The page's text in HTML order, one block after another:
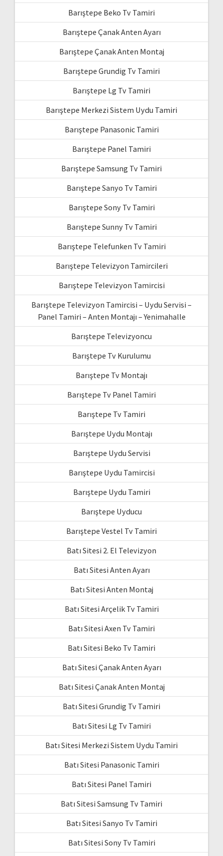
Barıştepe Beko Tv Tamiri
Barıştepe Çanak Anten Ayarı
Barıştepe Çanak Anten Montaj
Barıştepe Grundig Tv Tamiri
Barıştepe Lg Tv Tamiri
Barıştepe Merkezi Sistem Uydu Tamiri
Barıştepe Panasonic Tamiri
Barıştepe Panel Tamiri
Barıştepe Samsung Tv Tamiri
Barıştepe Sanyo Tv Tamiri
Barıştepe Sony Tv Tamiri
Barıştepe Sunny Tv Tamiri
Barıştepe Telefunken Tv Tamiri
Barıştepe Televizyon Tamircileri
Barıştepe Televizyon Tamircisi
Barıştepe Televizyon Tamircisi – Uydu Servisi –
Panel Tamiri – Anten Montajı – Yenimahalle
Barıştepe Televizyoncu
Barıştepe Tv Kurulumu
Barıştepe Tv Montajı
Barıştepe Tv Panel Tamiri
Barıştepe Tv Tamiri
Barıştepe Uydu Montajı
Barıştepe Uydu Servisi
Barıştepe Uydu Tamircisi
Barıştepe Uydu Tamiri
Barıştepe Uyducu
Barıştepe Vestel Tv Tamiri
Batı Sitesi 2. El Televizyon
Batı Sitesi Anten Ayarı
Batı Sitesi Anten Montaj
Batı Sitesi Arçelik Tv Tamiri
Batı Sitesi Axen Tv Tamiri
Batı Sitesi Beko Tv Tamiri
Batı Sitesi Çanak Anten Ayarı
Batı Sitesi Çanak Anten Montaj
Batı Sitesi Grundig Tv Tamiri
Batı Sitesi Lg Tv Tamiri
Batı Sitesi Merkezi Sistem Uydu Tamiri
Batı Sitesi Panasonic Tamiri
Batı Sitesi Panel Tamiri
Batı Sitesi Samsung Tv Tamiri
Batı Sitesi Sanyo Tv Tamiri
Batı Sitesi Sony Tv Tamiri